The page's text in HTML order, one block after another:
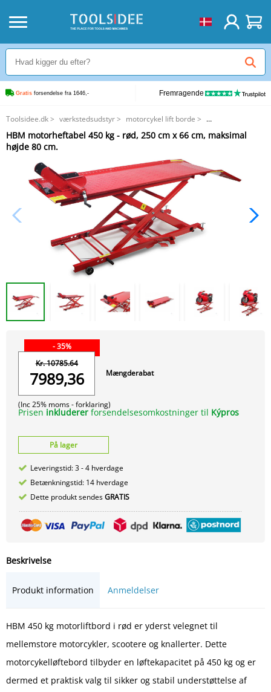
Gratis forsendelse fra 1646,- Fremragende
Toolsidee.dk> værkstedsudstyr> motorcykel lift borde >
HBM motorheftabel 450 kg - rød, 250 cm x 66 cm, maksimal højde 80 cm.
HBM motorheftabel 450 kg - rød, 250 cm x 66 cm, maksimal
højde 80 cm.
- 35%
Kr. 10785.64
7989,36
(Inc 25% moms -forklaring)
Mængderabat
Prisen inkluderer forsendelsesomkostninger til Kýpros
På lager
Leveringstid: 3 - 4 hverdage
Betænkningstid: 14 hverdage
Dette produkt sendesGRATIS
Beskrivelse
Produkt information Anmeldelser
HBM 450 kg motorliftbord i rød er yderst velegnet til
mellemstore motorcykler, scootere og knallerter. Dette
motorcykelløftebord tilbyder en løftekapacitet på 450 kg og er
dermed et praktisk valg til sikker og stabil understøttelse af